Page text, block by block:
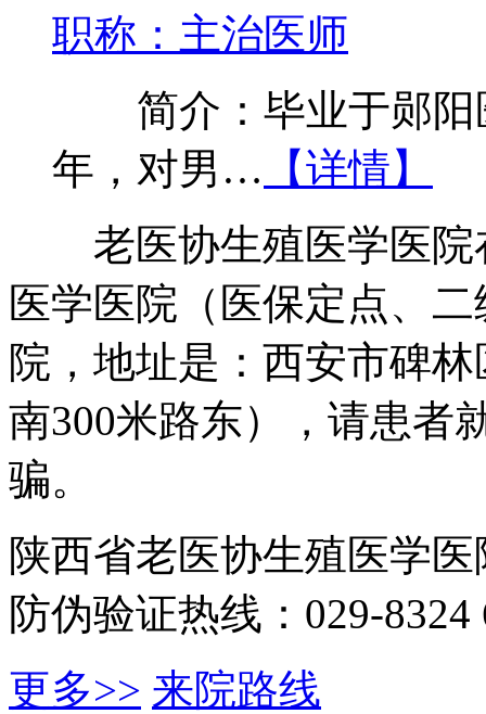
职称：主治医师
简介：毕业于郧阳
年，对男… 【详情】
老医协生殖医学医院
医学医院（医保定点、
院，地址是：西安市碑
南300米路东），请患者
骗。
陕西省老医协生殖医学医
防伪验证热线：029-8324
更多>> 来院路线